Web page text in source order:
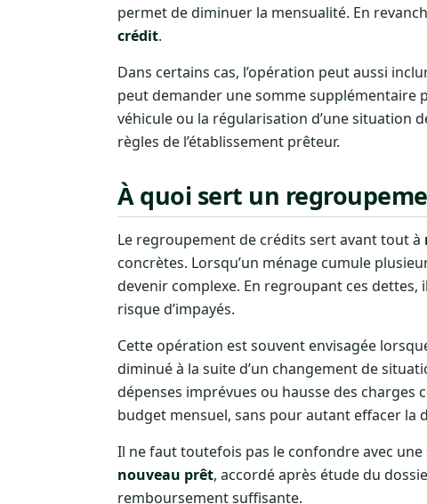
permet de diminuer la mensualité. En
crédit.
Dans certains cas, l’opération peut aussi
peut demander une somme supplémentaire
véhicule ou la régularisation d’une situation
règles de l’établissement prêteur.
À quoi sert un
Le regroupement de crédits sert avant tout à
concrètes. Lorsqu’un ménage cumule
devenir complexe. En regroupant ces
risque d’impayés.
Cette opération est souvent envisagée
diminué à la suite d’un changement de
dépenses imprévues ou hausse des
budget mensuel, sans pour autant effacer la
Il ne faut toutefois pas le confondre avec
nouveau prêt, accordé après étude du
remboursement suffisante.